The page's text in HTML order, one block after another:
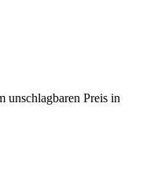
Preis in